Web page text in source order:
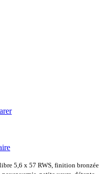
5,6 x 57 RWS, finition bronzée